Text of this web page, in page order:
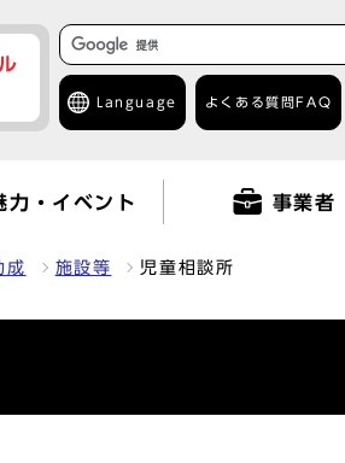
Language よくある質問 FAQ
力・イベント 事業者
成 施設等 児童相談所